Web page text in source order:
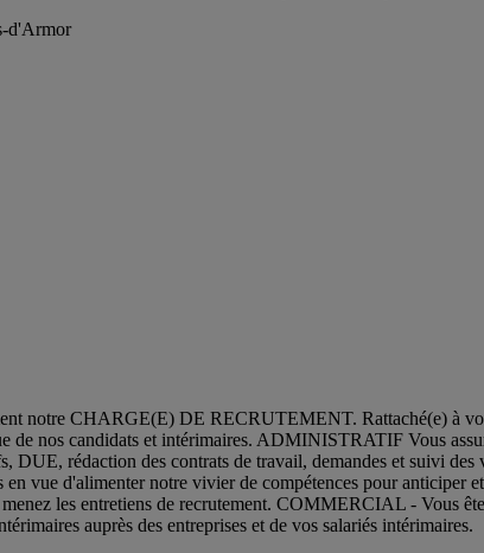
d'Armor
notre CHARGE(E) DE RECRUTEMENT. Rattaché(e) à
de nos candidats et intérimaires. ADMINISTRATIF Vous
DUE, rédaction des contrats de travail, demandes et suivi
vue d'alimenter notre vivier de compétences pour anticiper
les entretiens de recrutement. COMMERCIAL - Vous
auprès des entreprises et de vos salariés intérimaires.